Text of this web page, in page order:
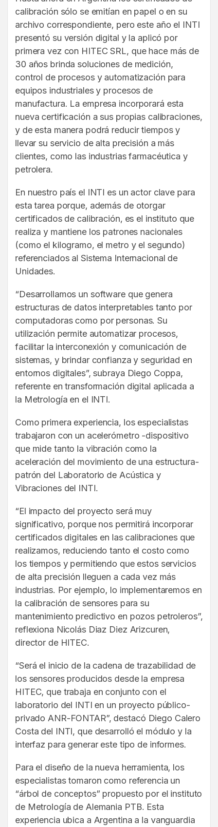
calibración sólo se emitían en papel o en su
archivo correspondiente, pero este año el INTI
presentó su versión digital y la aplicó por
primera vez con HITEC SRL, que hace más de
30 años brinda soluciones de medición,
control de procesos y automatización para
equipos industriales y procesos de
manufactura. La empresa incorporará esta
nueva certificación a sus propias calibraciones,
y de esta manera podrá reducir tiempos y
llevar su servicio de alta precisión a más
clientes, como las industrias farmacéutica y
petrolera.
En nuestro país el INTI es un actor clave para
esta tarea porque, además de otorgar
certificados de calibración, es el instituto que
realiza y mantiene los patrones nacionales
(como el kilogramo, el metro y el segundo)
referenciados al Sistema Internacional de
Unidades.
“Desarrollamos un software que genera
estructuras de datos interpretables tanto por
computadoras como por personas. Su
utilización permite automatizar procesos,
facilitar la interconexión y comunicación de
sistemas, y brindar confianza y seguridad en
entornos digitales”, subraya Diego Coppa,
referente en transformación digital aplicada a
la Metrología en el INTI.
Como primera experiencia, los especialistas
trabajaron con un acelerómetro -dispositivo
que mide tanto la vibración como la
aceleración del movimiento de una estructura-
patrón del Laboratorio de Acústica y
Vibraciones del INTI.
“El impacto del proyecto será muy
significativo, porque nos permitirá incorporar
certificados digitales en las calibraciones que
realizamos, reduciendo tanto el costo como
los tiempos y permitiendo que estos servicios
de alta precisión lleguen a cada vez más
industrias. Por ejemplo, lo implementaremos en
la calibración de sensores para su
mantenimiento predictivo en pozos petroleros”,
reflexiona Nicolás Diaz Diez Arizcuren,
director de HITEC.
“Será el inicio de la cadena de trazabilidad de
los sensores producidos desde la empresa
HITEC, que trabaja en conjunto con el
laboratorio del INTI en un proyecto público-
privado ANR-FONTAR”, destacó Diego Calero
Costa del INTI, que desarrolló el módulo y la
interfaz para generar este tipo de informes.
Para el diseño de la nueva herramienta, los
especialistas tomaron como referencia un
“árbol de conceptos” propuesto por el instituto
de Metrología de Alemania PTB. Esta
experiencia ubica a Argentina a la vanguardia